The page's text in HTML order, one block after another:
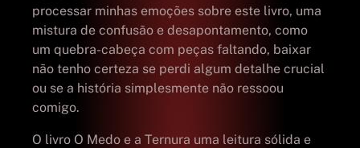
processar minhas emoções sobre este livro, uma
mistura de confusão e desapontamento, como
um quebra-cabeça com peças faltando, baixar
não tenho certeza se perdi algum detalhe crucial
ou se a história simplesmente não ressoou
comigo.
O livro O Medo e a Ternura uma leitura sólida e